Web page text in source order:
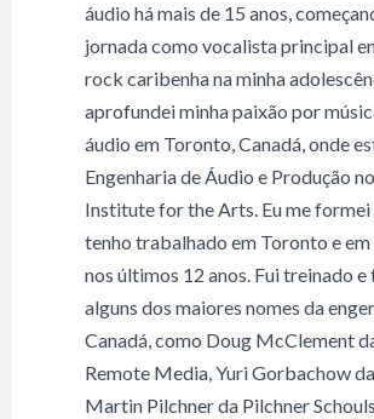
áudio há mais de 15 anos,
jornada como vocalista principal
rock caribenha na minha
aprofundei minha paixão por
áudio em Toronto, Canadá, onde
Engenharia de Áudio e Produção
Institute for the Arts. Eu me formei
tenho trabalhado em Toronto e
nos últimos 12 anos. Fui treinado
alguns dos maiores nomes da
Canadá, como Doug McClement
Remote Media, Yuri Gorbachow
Martin Pilchner da Pilchner